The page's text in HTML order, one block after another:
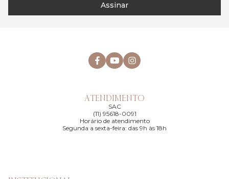
Assinar
ATENDIMENTO
SAC
(11) 95618-0091
Horário de atendimento
Segunda a sexta-feira: das 9h às 18h